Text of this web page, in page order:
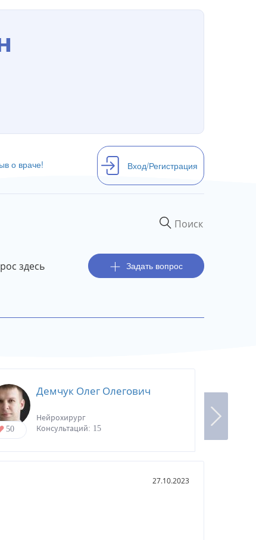
о враче! Вход/Регистрация
здесь Задать вопрос
50
Демчук Олег Олегович
Нейрохирург
Консультаций: 15
27.10.2023